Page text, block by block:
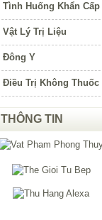
Tình Huống Khẩn Cấp
Vật Lý Trị Liệu
Đông Y
Điều Trị Không Thuốc
THÔNG TIN